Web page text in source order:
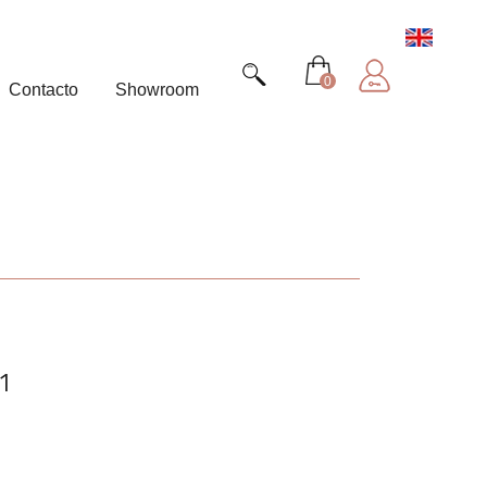
Contacto Showroom 0